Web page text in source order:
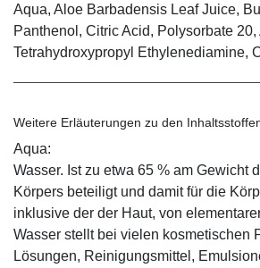
Aqua, Aloe Barbadensis Leaf Juice,
Panthenol, Citric Acid, Polysorbate
Tetrahydroxypropyl Ethylenediamine,
Weitere Erläuterungen zu den
Aqua:
Wasser. Ist zu etwa 65 % am Gewicht
Körpers beteiligt und damit für die
inklusive der der Haut, von
Wasser stellt bei vielen kosmetischen
Lösungen, Reinigungsmittel,